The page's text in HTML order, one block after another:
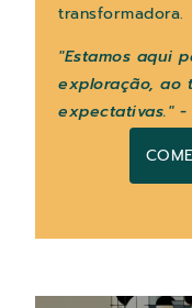
transformadora.
"Estamos aqui
exploração, ao
expectativas."